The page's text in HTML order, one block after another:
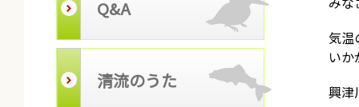
Q&A
清流のうた
気温
い
興津